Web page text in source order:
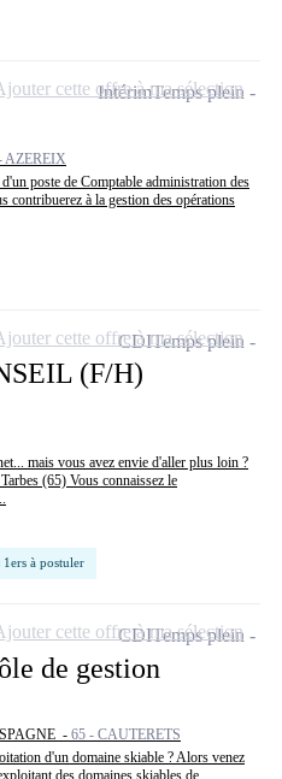
AZEREIX
poste de Comptable administration des
contribuerez à la gestion des opérations
IntérimTemps plein
cette offre à ma sélection
(F/H)
mais vous avez envie d'aller plus loin ?
(65) Vous connaissez le
à postuler
CDITemps plein
cette offre à ma sélection
de gestion
- 65 - CAUTERETS
d'un domaine skiable ? Alors venez
CDITemps plein
cette offre à ma sélection